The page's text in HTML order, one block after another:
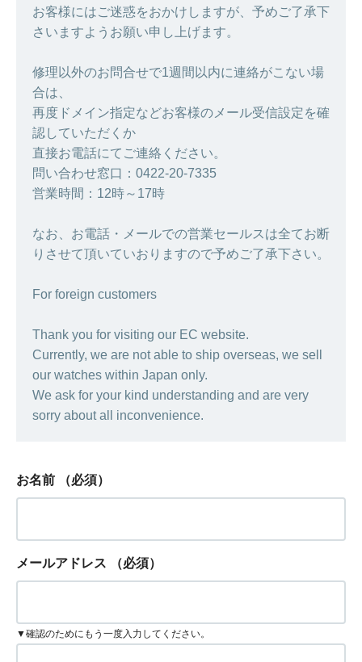
お客様にはご迷惑をおかけしますが、予めご了承下
さいますようお願い申し上げます。
修理以外のお問合せで1週間以内に連絡がこない場
合は、
再度ドメイン指定などお客様のメール受信設定を確
認していただくか
直接お電話にてご連絡ください。
問い合わせ窓口：0422-20-7335
営業時間：12時～17時
なお、お電話・メールでの営業セールスは全てお断
りさせて頂いていおりますので予めご了承下さい。
For foreign customers
Thank you for visiting our EC website.
Currently, we are not able to ship overseas, we sell
our watches within Japan only.
We ask for your kind understanding and are very
sorry about all inconvenience.
お名前 （必須）
メールアドレス （必須）
▼確認のためにもう一度入力してください。